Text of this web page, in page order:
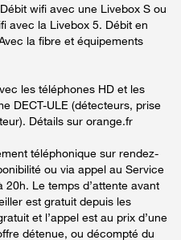
wifi avec une Livebox S ou
avec la Livebox 5. Débit en
la fibre et équipements
les téléphones HD et les
DECT-ULE (détecteurs, prise
Détails sur orange.fr
téléphonique sur rendez-
ou via appel au Service
Le temps d’attente avant
est gratuit depuis les
et l’appel est au prix d’une
détenue, ou décompté du